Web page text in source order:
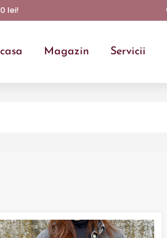
lei!
Magazin Servicii